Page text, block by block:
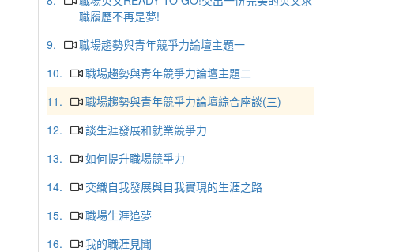
職履歷不再是夢!
9.
職場趨勢與青年競爭力論壇主題一
10.
職場趨勢與青年競爭力論壇主題二
11.
職場趨勢與青年競爭力論壇綜合座談(三)
12.
談生涯發展和就業競爭力
13.
如何提升職場競爭力
14.
交織自我發展與自我實現的生涯之路
15.
職場生涯追夢
16.
我的職涯見聞